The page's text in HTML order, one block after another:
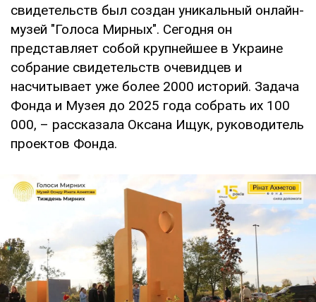
свидетельств был создан уникальный онлайн-
музей "Голоса Мирных". Сегодня он
представляет собой крупнейшее в Украине
собрание свидетельств очевидцев и
насчитывает уже более 2000 историй. Задача
Фонда и Музея до 2025 года собрать их 100
000, – рассказала Оксана Ищук, руководитель
проектов Фонда.